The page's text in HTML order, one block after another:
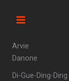
Arvie
Danone
Di-Gue-Ding-Ding